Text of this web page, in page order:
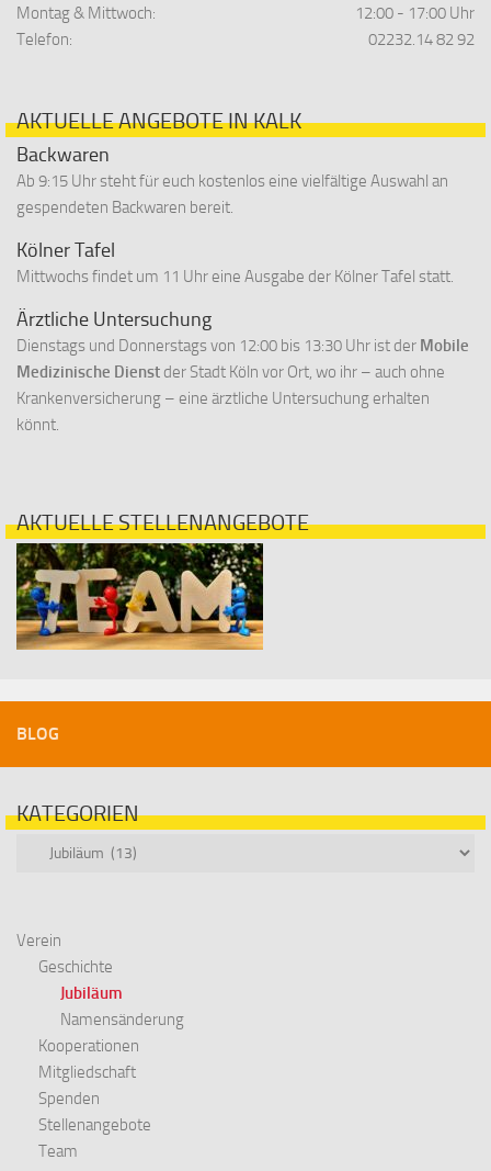
Montag & Mittwoch:
12:00 - 17:00 Uhr
Telefon:
02232.14 82 92
AKTUELLE ANGEBOTE IN KALK
Backwaren
Ab 9:15 Uhr steht für euch kostenlos eine vielfältige Auswahl an
gespendeten Backwaren bereit.
Kölner Tafel
Mittwochs findet um 11 Uhr eine Ausgabe der Kölner Tafel statt.
Ärztliche Untersuchung
Dienstags und Donnerstags von 12:00 bis 13:30 Uhr ist der Mobile
Medizinische Dienst der Stadt Köln vor Ort, wo ihr – auch ohne
Krankenversicherung – eine ärztliche Untersuchung erhalten
könnt.
AKTUELLE STELLENANGEBOTE
BLOG
KATEGORIEN
Kategorien
Verein
Geschichte
Jubiläum
Namensänderung
Kooperationen
Mitgliedschaft
Spenden
Stellenangebote
Team